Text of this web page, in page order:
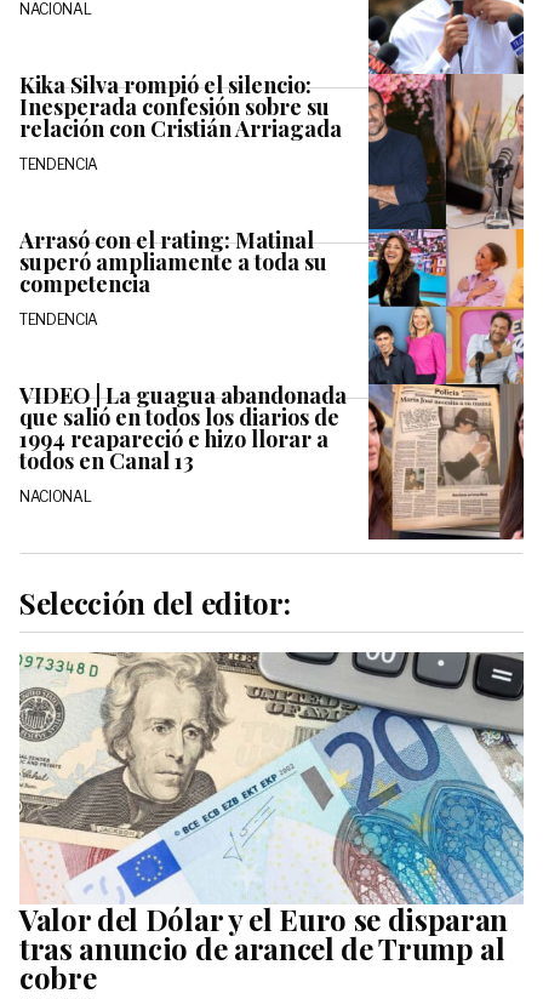
NACIONAL
Kika Silva rompió el silencio:
Inesperada confesión sobre su
relación con Cristián Arriagada
TENDENCIA
Arrasó con el rating: Matinal
superó ampliamente a toda su
competencia
TENDENCIA
VIDEO | La guagua abandonada
que salió en todos los diarios de
1994 reapareció e hizo llorar a
todos en Canal 13
NACIONAL
Selección del editor:
Valor del Dólar y el Euro se disparan
tras anuncio de arancel de Trump al
cobre